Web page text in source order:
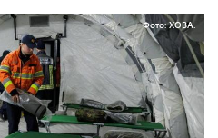
Фото: ХОВА.